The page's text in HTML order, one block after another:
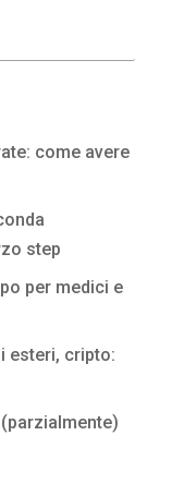
come avere
step
per medici e
esteri, cripto: